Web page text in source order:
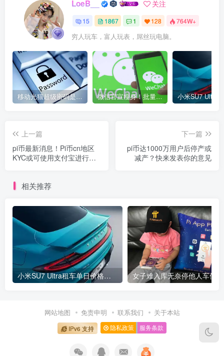
LoeB__ 关注
15 1867 1 128 764W+
穷人玩车，富人玩表，屌丝玩电脑。
移动光猫超级密码是多少？移动光猫超级管理员后台账号与密码 微信官宣瘦身！批量清理原图新功能来了 安卓、iOS均可使用
上一篇
pi币最新消息！Pi币cn地区
KYC或可使用支付宝进行认
下一篇
pi币达1000万用户后停产或
减产？快来发表你的意见
相关推荐
小米SU7 Ultra租车单日价格高达万元：一月内已约满 预计一年回本
网站地图 免责申明 联系我们 关于本站
IPv6 支持 隐私政策 服务条款